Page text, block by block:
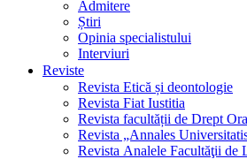
Admitere
Știri
Opinia specialistului
Interviuri
Reviste
Revista Etică și deontologie
Revista Fiat Iustitia
Revista facultății de Drept
Revista „Annales
Revista Analele Facultăţii de